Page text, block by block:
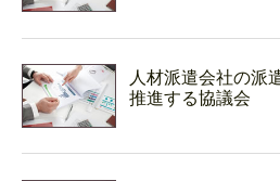
人材派遣会社の派
推進する協議会